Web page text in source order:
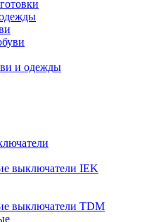
и одежды
выключатели IEK
выключатели TDM